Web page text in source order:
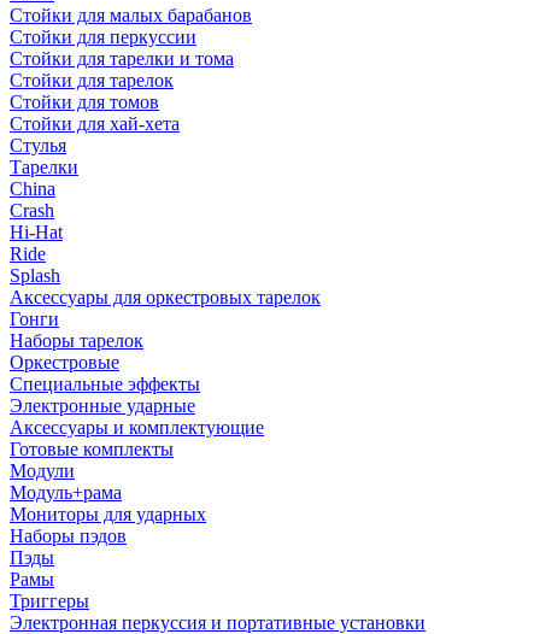
Стойки для малых барабанов
Стойки для перкуссии
Стойки для тарелки и тома
Стойки для тарелок
Стойки для томов
Стойки для хай-хета
Стулья
Тарелки
China
Crash
Hi-Hat
Ride
Splash
Аксессуары для оркестровых тарелок
Гонги
Наборы тарелок
Оркестровые
Специальные эффекты
Электронные ударные
Аксессуары и комплектующие
Готовые комплекты
Модули
Модуль+рама
Мониторы для ударных
Наборы пэдов
Пэды
Рамы
Триггеры
Электронная перкуссия и портативные установки